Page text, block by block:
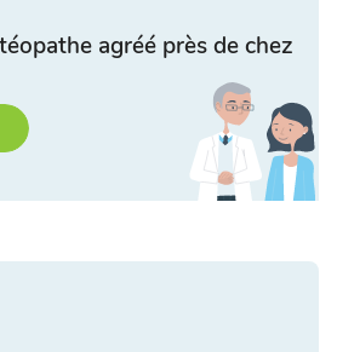
agréé près de chez